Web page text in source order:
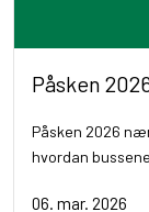
Påsken
Påsken 2026
hvordan
06. mar. 2026